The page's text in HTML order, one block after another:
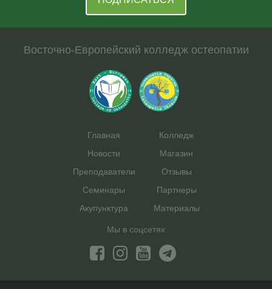
Восточно-Европейский колледж остеопатии
Главная
Новости
Преподаватели
Семинары
Акупунктура
Колледж
Магазин
Отзывы
Партнеры
Материалы
Мы в соцсетях